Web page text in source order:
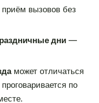
вызовов без
дни—
может отличаться
по